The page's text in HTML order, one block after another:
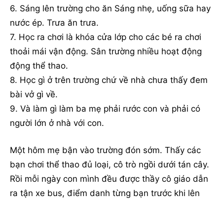
6. Sáng lên trường cho ăn Sáng nhẹ, uống sữa hay
nước ép. Trưa ăn trưa.
7. Học ra chơi là khóa cửa lớp cho các bé ra chơi
thoải mái vận động. Sân trường nhiều hoạt động
động thể thao.
8. Học gì ở trên trường chứ về nhà chưa thấy đem
bài vở gì về.
9. Và làm gì làm ba mẹ phải rước con và phải có
người lớn ở nhà với con.
Một hôm mẹ bận vào trường đón sớm. Thấy các
bạn chơi thể thao đủ loại, cô trò ngồi dưới tán cây.
Rồi mỗi ngày con mình đều được thầy cô giáo dẫn
ra tận xe bus, điểm danh từng bạn trước khi lên